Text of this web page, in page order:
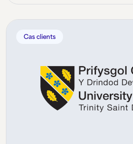
Cas clients